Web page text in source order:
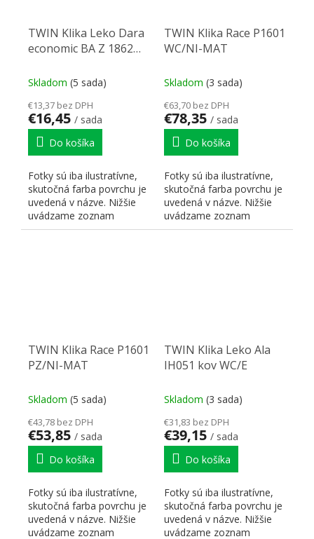
TWIN Klika Leko Dara
economic BA Z 1862
Skladom (5 sada)
€13,37 bez DPH
€16,45 / sada
Do košíka
Fotky sú iba ilustratívne,
skutočná farba povrchu je
uvedená v názve. Nižšie
uvádzame zoznam
skratiek pre lepšiu...
TWIN Klika Race P1601
WC/NI-MAT
Skladom (3 sada)
€63,70 bez DPH
€78,35 / sada
Do košíka
Fotky sú iba ilustratívne,
skutočná farba povrchu je
uvedená v názve. Nižšie
uvádzame zoznam
skratiek pre lepšiu...
TWIN Klika Race P1601
PZ/NI-MAT
Skladom (5 sada)
€43,78 bez DPH
€53,85 / sada
Do košíka
Fotky sú iba ilustratívne,
skutočná farba povrchu je
uvedená v názve. Nižšie
uvádzame zoznam
TWIN Klika Leko Ala
IH051 kov WC/E
Skladom (3 sada)
€31,83 bez DPH
€39,15 / sada
Do košíka
Fotky sú iba ilustratívne,
skutočná farba povrchu je
uvedená v názve. Nižšie
uvádzame zoznam